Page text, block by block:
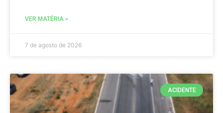
VER MATÉRIA »
7 de agosto de 2026
ACIDENTE